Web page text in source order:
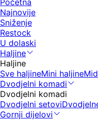
Najnovije
Sniženje
Restock
U dolaski
Haljine
Haljine
Sve haljineMini haljine
Dvodjelni komadi
Dvodjelni komadi
Dvodjelni setovi
Gornji dijelovi